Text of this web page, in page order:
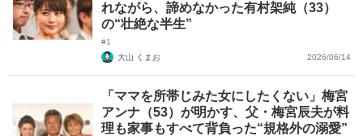
れながら、諦めなかった有村架純（33）
の“壮絶な半生”
#1
大山 くまお
2026/06/14
「ママを所帯じみた女にしたくない」梅宮
アンナ（53）が明かす、父・梅宮辰夫が料
理も家事もすべて背負った“規格外の溺愛”